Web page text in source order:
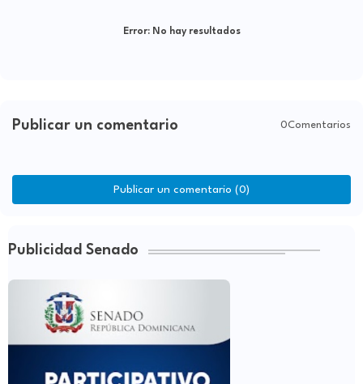
Error:No hay resultados
Publicar un comentario 0Comentarios
Publicar un comentario (0)
Publicidad Senado